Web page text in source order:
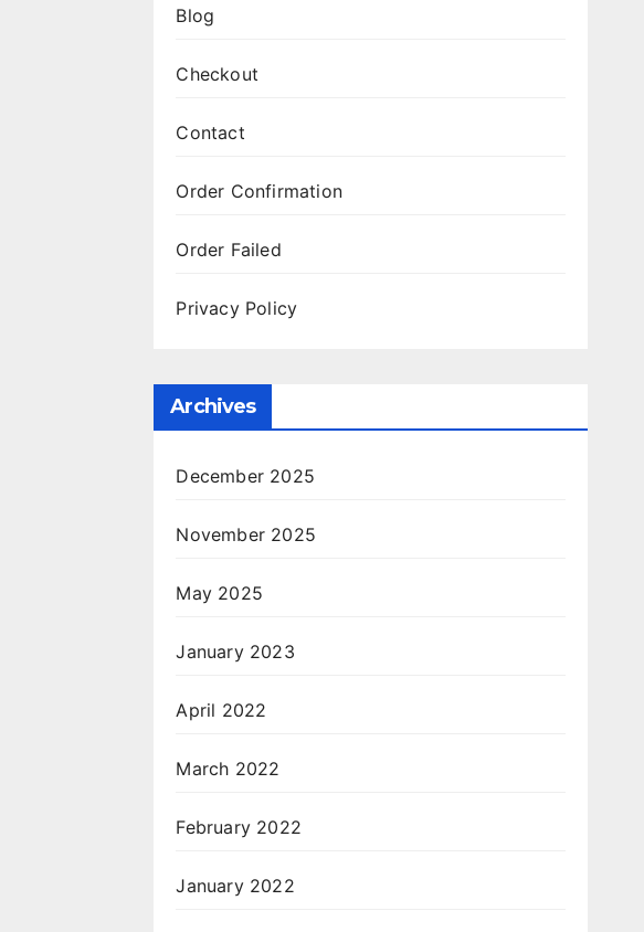
Blog
Checkout
Contact
Order Confirmation
Order Failed
Privacy Policy
Archives
December 2025
November 2025
May 2025
January 2023
April 2022
March 2022
February 2022
January 2022